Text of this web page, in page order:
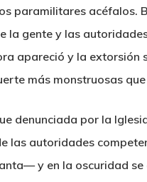
paramilitares acéfalos.
gente y las
apareció y la extorsión
más monstruosas
denunciada por la
las autoridades
y en la oscuridad se